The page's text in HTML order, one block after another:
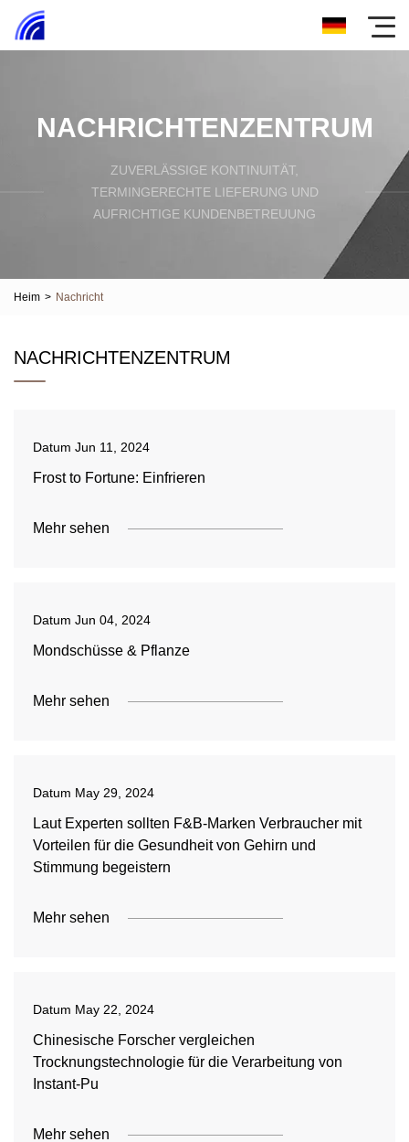
NACHRICHTENZENTRUM
ZUVERLÄSSIGE KONTINUITÄT,
TERMINGERECHTE LIEFERUNG UND
AUFRICHTIGE KUNDENBETREUUNG
Heim > Nachricht
NACHRICHTENZENTRUM
Datum Jun 11, 2024
Frost to Fortune: Einfrieren
Mehr sehen
Datum Jun 04, 2024
Mondschüsse & Pflanze
Mehr sehen
Datum May 29, 2024
Laut Experten sollten F&B-Marken Verbraucher mit
Vorteilen für die Gesundheit von Gehirn und
Stimmung begeistern
Mehr sehen
Datum May 22, 2024
Chinesische Forscher vergleichen
Trocknungstechnologie für die Verarbeitung von
Instant-Pu
Mehr sehen